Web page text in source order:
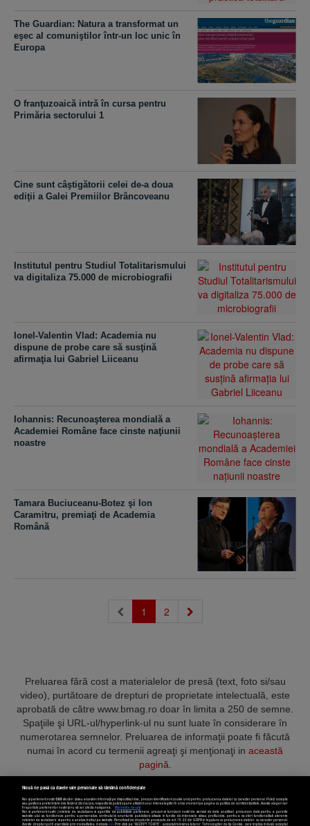
The Guardian: Natura a transformat un
eşec al comuniştilor într-un loc unic în
Europa
O franţuzoaică intră în cursa pentru
Primăria sectorului 1
Cine sunt câştigătorii celei de-a doua
ediţii a Galei Premiilor Brâncoveanu
Institutul pentru Studiul Totalitarismului
va digitaliza 75.000 de microbiografii
Ionel-Valentin Vlad: Academia nu
dispune de probe care să susţină
afirmaţia lui Gabriel Liiceanu
Iohannis: Recunoaşterea mondială a
Academiei Române face cinste naţiunii
noastre
Tamara Buciuceanu-Botez şi Ion
Caramitru, premiaţi de Academia
Română
1 (current)
2
Preluarea fără cost a materialelor de presă (text, foto si/sau
video), purtătoare de drepturi de proprietate intelectuală, este
aprobată de către www.bmag.ro doar în limita a 250 de semne.
Spaţiile şi URL-ul/hyperlink-ul nu sunt luate în considerare în
numerotarea semnelor. Preluarea de informaţii poate fi făcută
numai în acord cu termenii agreaţi şi menţionaţi in această
pagină
Termeni și condiții Confidențialitate Cookies Contact
Nouă ne pasă ca datele tale personale să rămână confidențiale
Noi și partenerii noștri589stocăm și/sau accesăm informații pe dispozitivul dvs., precum identificatorii cookie unici pentru prelucrarea datelor cu caracter personal. Puteți accepta
sau gestiona preferințele dvs. făcând clic mai jos, respectiv vă puteți opune utilizării unui interes legitim în orice moment pe pagina cu politica de confidențialitate. Aceste alegeri vor
fi raportate partenerilor noștri și nu vă vor afecta navigarea.
Mai multe detalii
Noi si partenerii nostri (retelele de socializare si agentiile de publicitate partenere, precum si furnizorii nostri de servicii de date analitice) prelucram date pentru a permite
website-ului sa functioneze, pentru a personaliza continutul si anunturile publicitare afisate in functie de interesele si/sau profilul dvs., pentru a va oferi functionalitati aferente
retelelor de socializare si pentru a analiza traficul pe website. Beneficiati de drepturile prevazute de art. 15-22 din GDPR in legatura cu prelucrarea datelor cu caracter personal.
Aceste drepturi pot fi exercitate prin modalitatea indicataaici. Prin click pe “ACCEPT TOATE”, acceptati folosirea tuturor Tehnologiilor de tip Cookie, care implica inclusiv acceptul